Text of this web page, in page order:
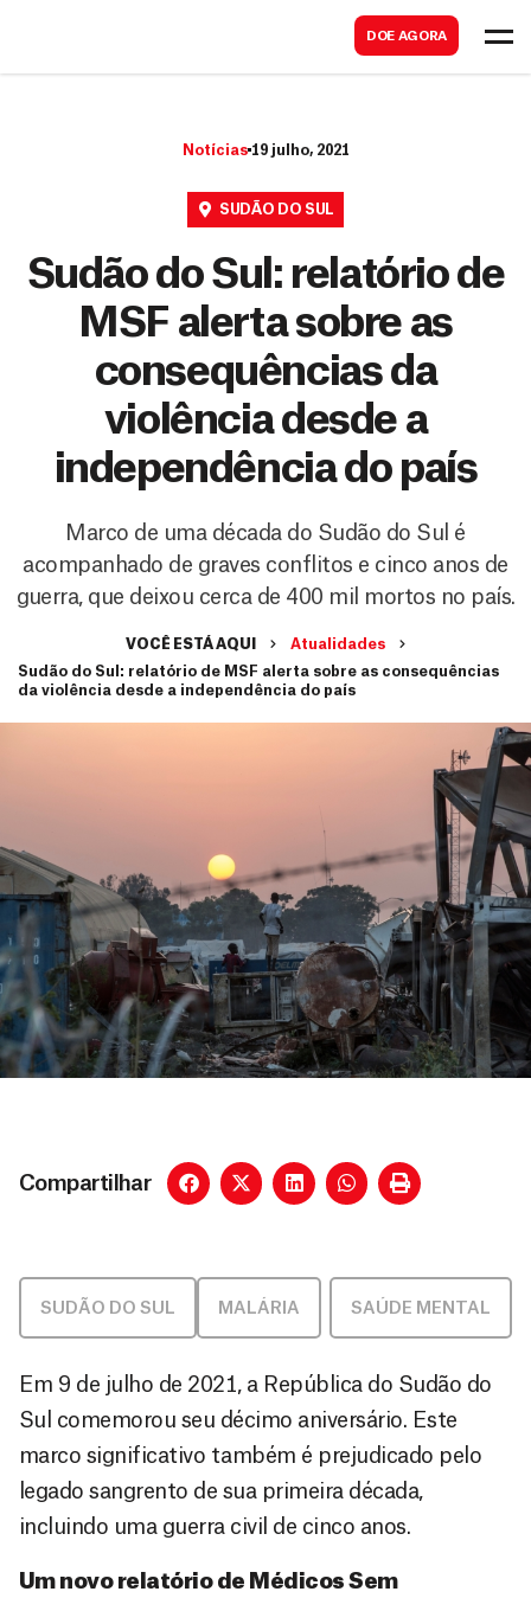
DOE AGORA
r
Notícias 19 julho, 2021
SUDÃO DO SUL
Sudão do Sul: relatório de
MSF alerta sobre as
consequências da
violência desde a
independência do país
Marco de uma década do Sudão do Sul é
acompanhado de graves conflitos e cinco anos de
guerra, que deixou cerca de 400 mil mortos no país.
VOCÊ ESTÁ AQUI
Atualidades
Sudão do Sul: relatório de MSF alerta sobre as consequências
da violência desde a independência do país
Compartilhar
SUDÃO DO SUL MALÁRIA SAÚDE MENTAL
Em 9 de julho de 2021, a República do Sudão do
Sul comemorou seu décimo aniversário. Este
marco significativo também é prejudicado pelo
legado sangrento de sua primeira década,
incluindo uma guerra civil de cinco anos.
Um novo relatório de Médicos Sem
a
r